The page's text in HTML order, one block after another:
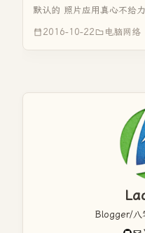
默认的 照片应用真心不给
片查看器（以下简称照片
2016-10-22 电脑网络
Blogger/八